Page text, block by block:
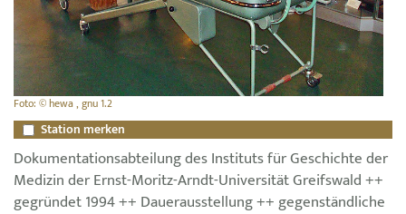
Foto: © hewa , gnu 1.2
Station merken
Dokumentationsabteilung des Instituts für Geschichte der
Medizin der Ernst-Moritz-Arndt-Universität Greifswald ++
gegründet 1994 ++ Dauerausstellung ++ gegenständliche